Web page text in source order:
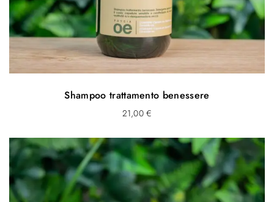
Shampoo trattamento benessere
21,00€